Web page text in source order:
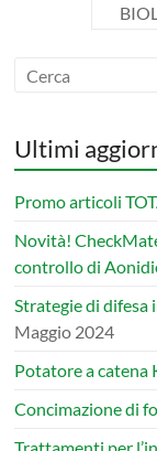
Ultimi
Promo articoli
Novità!
controllo di
Strategie di
Maggio 2024
Potatore a catena
Concimazione di